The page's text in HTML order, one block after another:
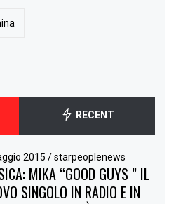
RECENT
2015/ starpeoplenews
MIKA “GOOD GUYS ” IL
SINGOLO IN RADIO E IN